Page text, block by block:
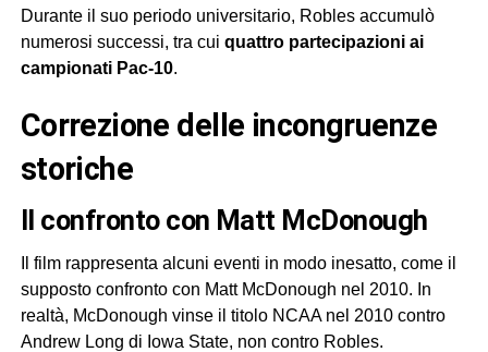
Durante il suo periodo universitario, Robles accumulò
numerosi successi, tra cui quattro partecipazioni ai
campionati Pac-10.
Correzione delle incongruenze
storiche
Il confronto con Matt McDonough
Il film rappresenta alcuni eventi in modo inesatto, come il
supposto confronto con Matt McDonough nel 2010. In
realtà, McDonough vinse il titolo NCAA nel 2010 contro
Andrew Long di Iowa State, non contro Robles.